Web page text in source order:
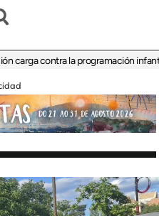
contra la programación infantil de